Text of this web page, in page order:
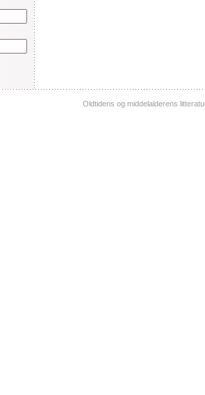
Oldtidens og middelalderens